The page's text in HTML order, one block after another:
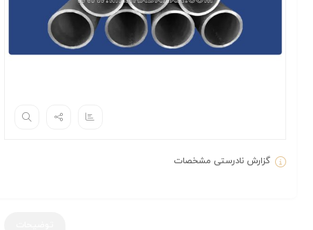
گزارش نادرستی مشخصات